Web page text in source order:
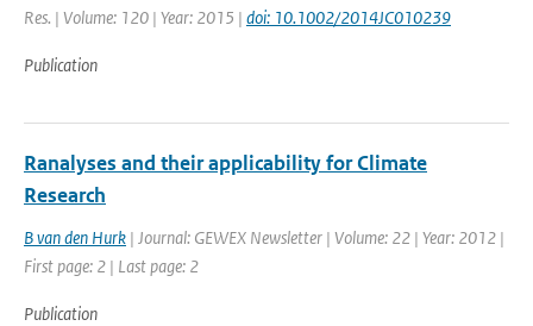
Res. | Volume: 120 | Year: 2015 | doi: 10.1002/2014JC010239
Publication
Ranalyses and their applicability for Climate
Research
B van den Hurk | Journal: GEWEX Newsletter | Volume: 22 | Year: 2012 |
First page: 2 | Last page: 2
Publication